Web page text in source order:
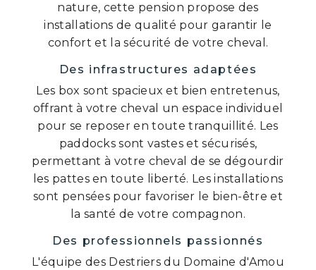
nature, cette pension propose des
installations de qualité pour garantir le
confort et la sécurité de votre cheval.
Des infrastructures adaptées
Les box sont spacieux et bien entretenus,
offrant à votre cheval un espace individuel
pour se reposer en toute tranquillité. Les
paddocks sont vastes et sécurisés,
permettant à votre cheval de se dégourdir
les pattes en toute liberté. Les installations
sont pensées pour favoriser le bien-être et
la santé de votre compagnon.
Des professionnels passionnés
L'équipe des Destriers du Domaine d'Amou